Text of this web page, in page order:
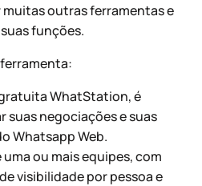
outras ferramentas e
funções.
WhatStation, é
suas negociações e suas
Whatsapp Web.
uma ou mais equipes, com
visibilidade por pessoa e